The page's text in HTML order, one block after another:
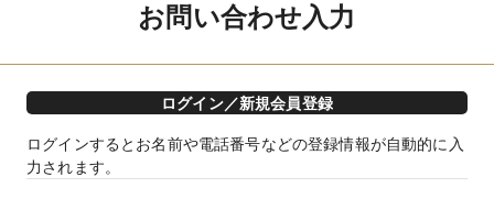
お問い合わせ入力
ログイン／新規会員登録
ログインするとお名前や電話番号などの登録情報が自動的に入
力されます。